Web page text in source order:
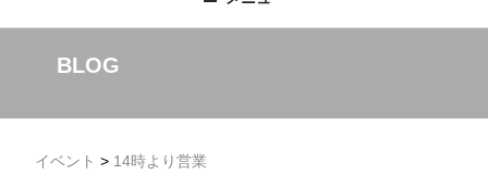
BLOG
イベント > 14時より営業